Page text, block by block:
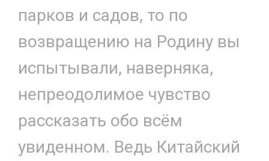
парков и садов, то по
возвращению на Родину вы
испытывали, наверняка,
непреодолимое чувство
рассказать обо всём
увиденном. Ведь Китайский